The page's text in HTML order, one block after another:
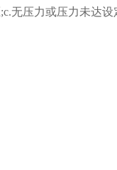
;c.无压力或压力未达